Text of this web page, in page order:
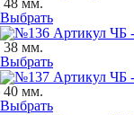
Выбрать
38 мм.
Выбрать
40 мм.
Выбрать